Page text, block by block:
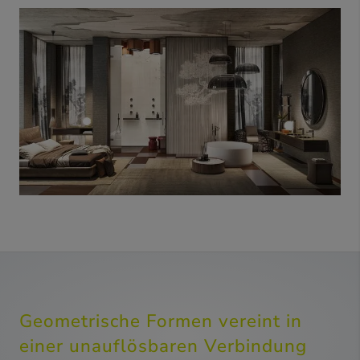
Geometrische Formen vereint in
einer unauflösbaren Verbindung